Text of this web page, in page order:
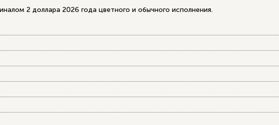
2 доллара 2026 года цветного и обычного исполнения.